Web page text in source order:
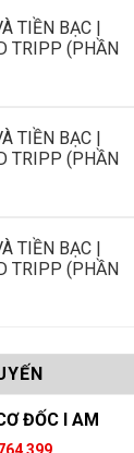
TIỀN BẠC |
TRIPP (PHẦN
TIỀN BẠC |
TRIPP (PHẦN
TIỀN BẠC |
TRIPP (PHẦN
ĐỐC I AM